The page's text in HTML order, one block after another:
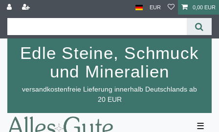
EUR 0,00 EUR
Edle Steine, Schmuck
und Mineralien
versandkostenfreie Lieferung innerhalb Deutschlands ab
20 EUR
☰